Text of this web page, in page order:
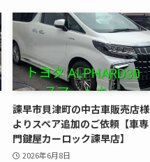
諫早市貝津町の中古車販売店様
よりスペア追加のご依頼【車専
門鍵屋カーロック諫早店】
2026年6月8日